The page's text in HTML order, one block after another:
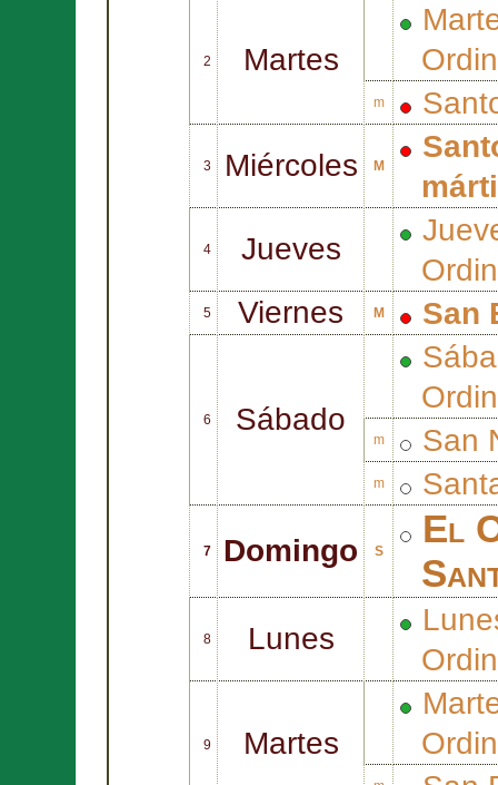
2 Martes
m
3 Miércoles M
4 Jueves
5 Viernes M San
6 Sábado
m San
m
7 Domingo S
El
8 Lunes
9 Martes